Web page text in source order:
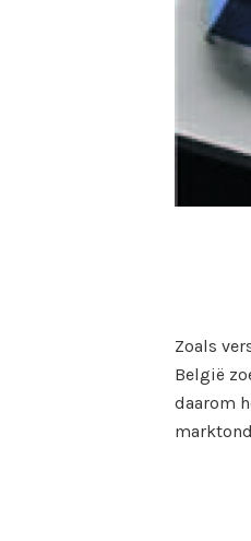
Zoals
België
daarom